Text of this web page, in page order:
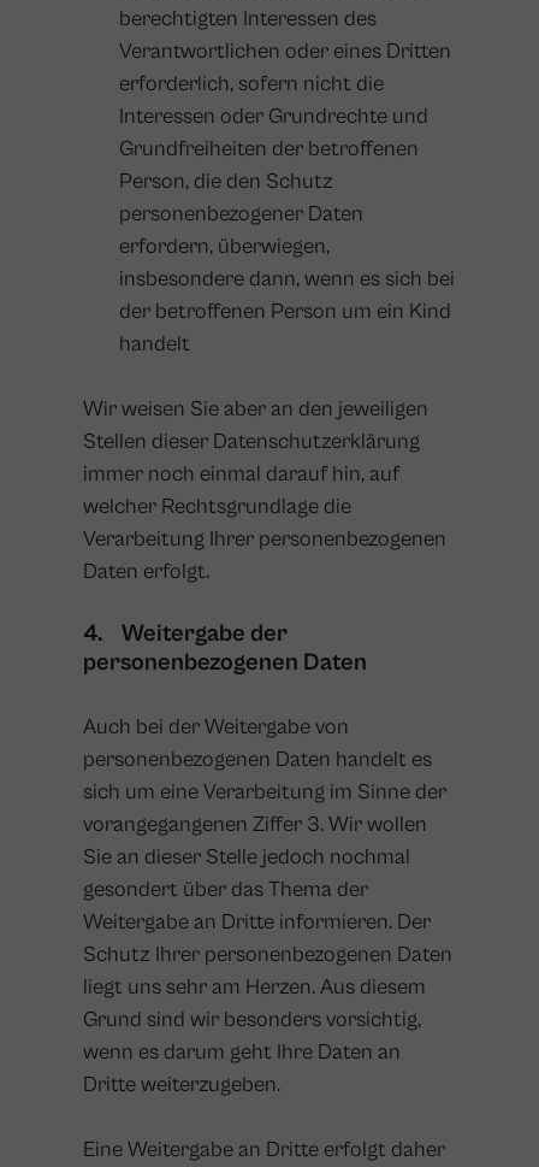
berechtigten Interessen des
Verantwortlichen oder eines Dritten
erforderlich, sofern nicht die
Interessen oder Grundrechte und
Grundfreiheiten der betroffenen
Person, die den Schutz
personenbezogener Daten
erfordern, überwiegen,
insbesondere dann, wenn es sich bei
der betroffenen Person um ein Kind
handelt
Wir weisen Sie aber an den jeweiligen
Stellen dieser Datenschutzerklärung
immer noch einmal darauf hin, auf
welcher Rechtsgrundlage die
Verarbeitung Ihrer personenbezogenen
Daten erfolgt.
4. Weitergabe der
personenbezogenen Daten
Auch bei der Weitergabe von
personenbezogenen Daten handelt es
sich um eine Verarbeitung im Sinne der
vorangegangenen Ziffer 3. Wir wollen
Sie an dieser Stelle jedoch nochmal
gesondert über das Thema der
Weitergabe an Dritte informieren. Der
Schutz Ihrer personenbezogenen Daten
liegt uns sehr am Herzen. Aus diesem
Grund sind wir besonders vorsichtig,
wenn es darum geht Ihre Daten an
Dritte weiterzugeben.
Eine Weitergabe an Dritte erfolgt daher